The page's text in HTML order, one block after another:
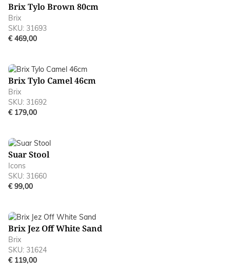
Brix Tylo Brown 80cm
Brix
SKU: 31693
€ 469,00
Brix Tylo Camel 46cm
Brix
SKU: 31692
€ 179,00
Suar Stool
Icons
SKU: 31660
€ 99,00
Brix Jez Off White Sand
Brix
SKU: 31624
€ 119,00